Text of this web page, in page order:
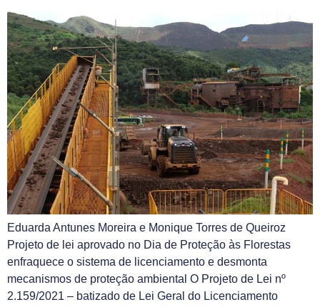
Eduarda Antunes Moreira e Monique Torres de Queiroz
Projeto de lei aprovado no Dia de Proteção às Florestas
enfraquece o sistema de licenciamento e desmonta
mecanismos de proteção ambiental O Projeto de Lei nº
2.159/2021 – batizado de Lei Geral do Licenciamento